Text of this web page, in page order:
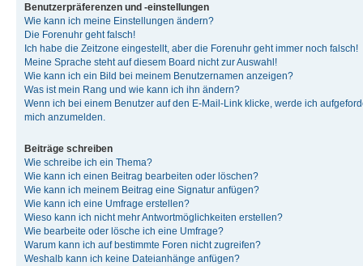
Benutzerpräferenzen und -einstellungen
Wie kann ich meine Einstellungen ändern?
Die Forenuhr geht falsch!
Ich habe die Zeitzone eingestellt, aber die Forenuhr geht immer noch falsch!
Meine Sprache steht auf diesem Board nicht zur Auswahl!
Wie kann ich ein Bild bei meinem Benutzernamen anzeigen?
Was ist mein Rang und wie kann ich ihn ändern?
Wenn ich bei einem Benutzer auf den E-Mail-Link klicke, werde ich
mich anzumelden.
Beiträge schreiben
Wie schreibe ich ein Thema?
Wie kann ich einen Beitrag bearbeiten oder löschen?
Wie kann ich meinem Beitrag eine Signatur anfügen?
Wie kann ich eine Umfrage erstellen?
Wieso kann ich nicht mehr Antwortmöglichkeiten erstellen?
Wie bearbeite oder lösche ich eine Umfrage?
Warum kann ich auf bestimmte Foren nicht zugreifen?
Weshalb kann ich keine Dateianhänge anfügen?